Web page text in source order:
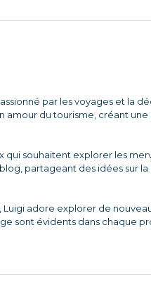
par les voyages et la
du tourisme, créant
souhaitent explorer les
partageant des idées sur
adore explorer de
sont évidents dans chaque